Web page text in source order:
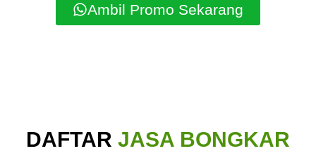
Ambil Promo Sekarang
DAFTAR JASA BONGKAR